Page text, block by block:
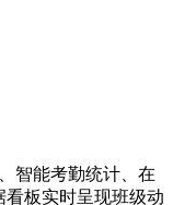
智能考勤统计、在
板实时呈现班级动